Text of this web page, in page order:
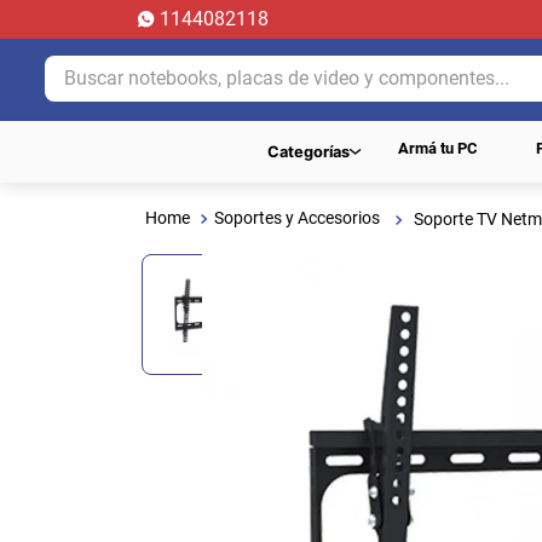
1144082118
Buscar notebooks, placas de video y componentes...
Categorías Armá tu PC
Soportes y Accesorios Soporte TV